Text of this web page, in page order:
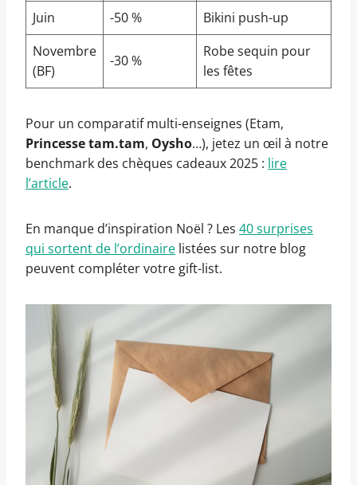
Juin
-50 %
Bikini push-up
Novembre
(BF)
-30 %
Robe sequin pour
les fêtes
Pour un comparatif multi-enseignes (Etam,
Princesse tam.tam, Oysho…), jetez un œil à notre
benchmark des chèques cadeaux 2025 : lire
l’article.
En manque d’inspiration Noël ? Les 40 surprises
qui sortent de l’ordinaire listées sur notre blog
peuvent compléter votre gift-list.